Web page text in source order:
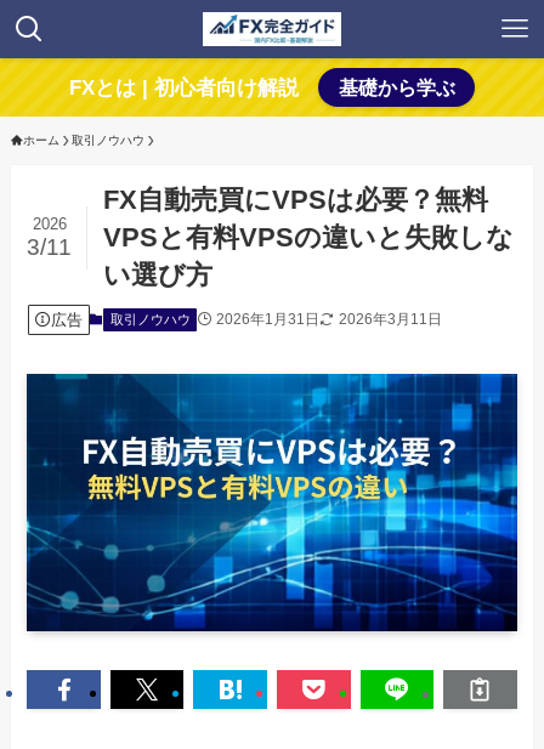
FXとは | 初心者向け解説 基礎から学ぶ
ホーム 取引ノウハウ
FX自動売買にVPSは必要？無料
VPSと有料VPSの違いと失敗しな
い選び方
2026
3/11
広告 取引ノウハウ 2026年1月31日 2026年3月11日